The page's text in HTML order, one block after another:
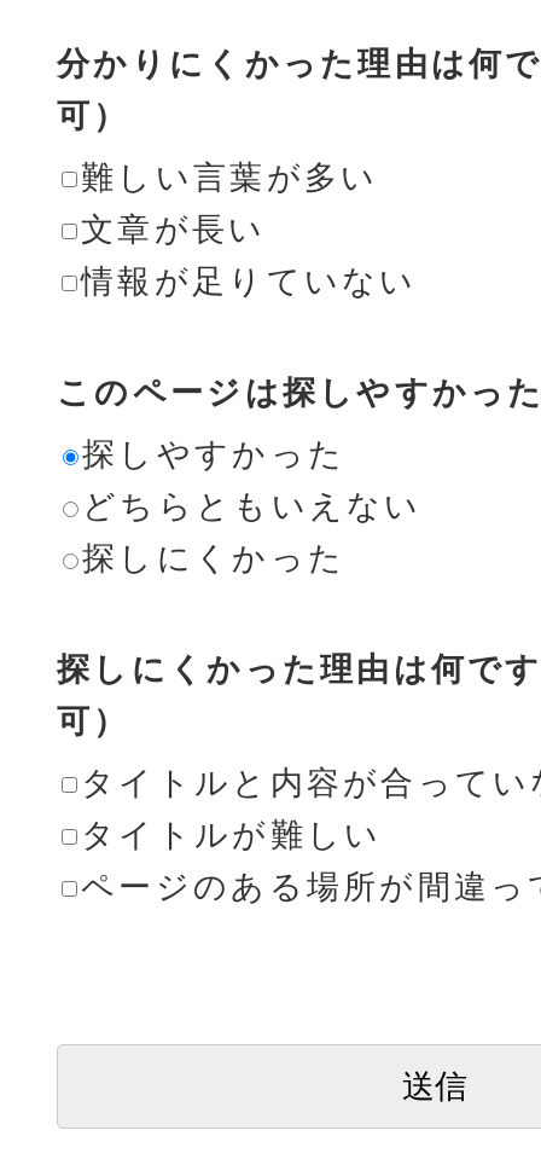
分かりにくかった理由は何
可）
難しい言葉が多い
文章が長い
情報が足りていない
このページは探しやすかっ
探しやすかった
どちらともいえない
探しにくかった
探しにくかった理由は何で
可）
タイトルと内容が合ってい
タイトルが難しい
ページのある場所が間違っ